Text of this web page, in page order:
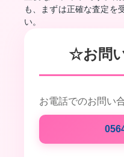
も、まずは正確な査定を
い。
☆お問
お電話でのお問い